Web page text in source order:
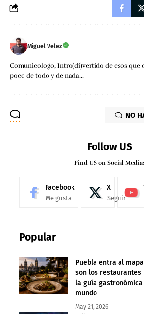
Miguel Velez
Comunicologo, Intro(di)vertido de esos que
poco de todo y de nada...
NO
Follow US
Find US on Social
Facebook
Me gusta
X
Seguir
Popular
Puebla entra al
son los restaurantes
la guía
mundo
May 21, 2026